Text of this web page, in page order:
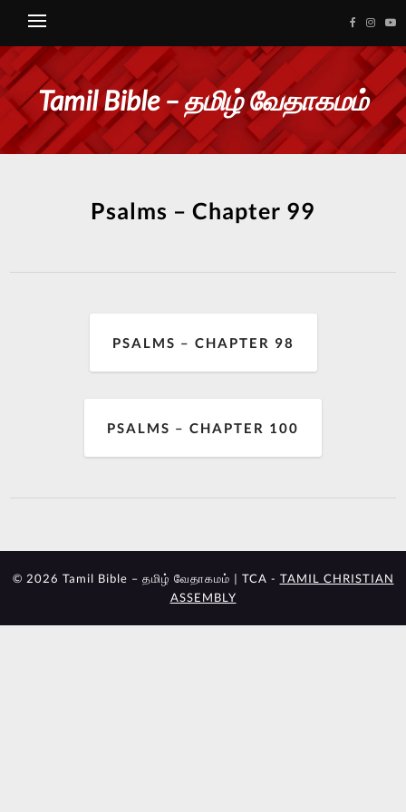
Tamil Bible – தமிழ் வேதாகமம்
Psalms – Chapter 99
PSALMS – CHAPTER 98
PSALMS – CHAPTER 100
© 2026 Tamil Bible – தமிழ் வேதாகமம் | TCA - TAMIL CHRISTIAN
ASSEMBLY